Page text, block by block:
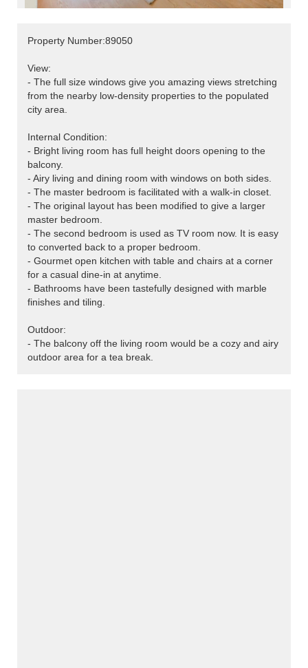
Property Number:89050
View:
- The full size windows give you amazing views stretching
from the nearby low-density properties to the populated
city area.
Internal Condition:
- Bright living room has full height doors opening to the
balcony.
- Airy living and dining room with windows on both sides.
- The master bedroom is facilitated with a walk-in closet.
- The original layout has been modified to give a larger
master bedroom.
- The second bedroom is used as TV room now. It is easy
to converted back to a proper bedroom.
- Gourmet open kitchen with table and chairs at a corner
for a casual dine-in at anytime.
- Bathrooms have been tastefully designed with marble
finishes and tiling.
Outdoor:
- The balcony off the living room would be a cozy and airy
outdoor area for a tea break.